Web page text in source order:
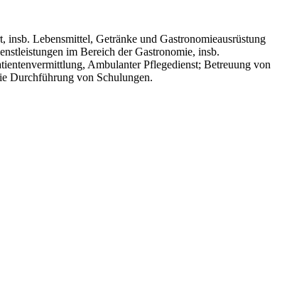
Lebensmittel, Getränke und Gastronomieausrüstung
im Bereich der Gastronomie, insb.
Ambulanter Pflegedienst; Betreuung von
Durchführung von Schulungen.